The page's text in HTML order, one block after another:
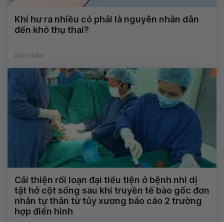
Khí hư ra nhiều có phải là nguyên nhân dẫn
đến khó thụ thai?
Xem thêm
Cải thiện rối loạn đại tiểu tiện ở bệnh nhi dị
tật hở cột sống sau khi truyền tế bào gốc đơn
nhân tự thân từ tủy xương báo cáo 2 trường
hợp điển hình